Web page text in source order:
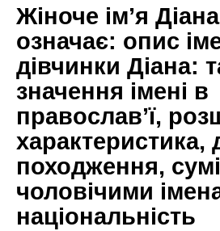
Жіноче ім’я
означає: опис
дівчинки Діана:
значення імені в
православ’ї,
характеристика,
походження,
чоловічими
національність